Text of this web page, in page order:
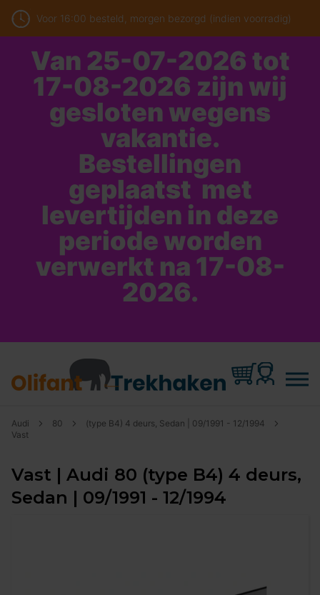
Voor 16:00 besteld, morgen bezorgd (indien voorradig)
Van 25-07-2026 tot
17-08-2026 zijn wij
gesloten wegens
vakantie.
Bestellingen
geplaatst met
levertijden in deze
periode worden
verwerkt na 17-08-
2026.
Audi 80
(type B4) 4 deurs, Sedan | 09/1991 - 12/1994
Vast
Vast | Audi 80 (type B4) 4 deurs,
Sedan | 09/1991 - 12/1994